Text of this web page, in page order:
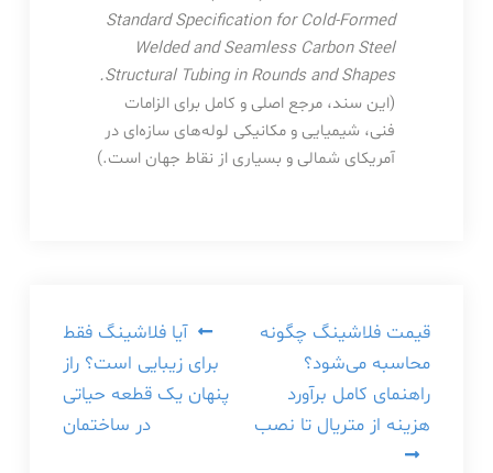
Standard Specification for Cold-Formed
Welded and Seamless Carbon Steel
Structural Tubing in Rounds and Shapes.
(این سند، مرجع اصلی و کامل برای الزامات
فنی، شیمیایی و مکانیکی لوله‌های سازه‌ای در
آمریکای شمالی و بسیاری از نقاط جهان است.)
راهبری
نوشته
آیا فلاشینگ فقط
برای زیبایی است؟ راز
پنهان یک قطعه حیاتی
در ساختمان
قیمت فلاشینگ چگونه
محاسبه می‌شود؟
راهنمای کامل برآورد
هزینه از متریال تا نصب